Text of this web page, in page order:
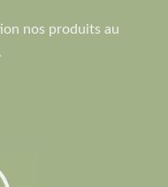
nos produits au